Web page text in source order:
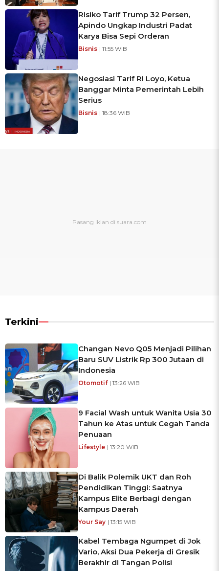
Risiko Tarif Trump 32 Persen,
Apindo Ungkap Industri Padat
Karya Bisa Sepi Orderan
Bisnis | 11:55 WIB
Negosiasi Tarif RI Loyo, Ketua
Banggar Minta Pemerintah Lebih
Serius
Bisnis | 18:36 WIB
Terkini
Changan Nevo Q05 Menjadi Pilihan
Baru SUV Listrik Rp 300 Jutaan di
Indonesia
Otomotif | 13:26 WIB
9 Facial Wash untuk Wanita Usia 30
Tahun ke Atas untuk Cegah Tanda
Penuaan
Lifestyle | 13:20 WIB
Di Balik Polemik UKT dan Roh
Pendidikan Tinggi: Saatnya
Kampus Elite Berbagi dengan
Kampus Daerah
Your Say | 13:15 WIB
Kabel Tembaga Ngumpet di Jok
Vario, Aksi Dua Pekerja di Gresik
Berakhir di Tangan Polisi